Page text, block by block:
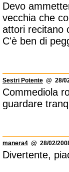
Devo
vecchia che
attori recitano
C'è ben di
Sestri Potente @ 28/
Commediola
guardare
manera4 @ 28/02/
Divertente,